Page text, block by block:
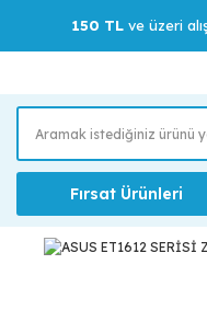
150 TLve üzeri
Fırsat Ürünleri